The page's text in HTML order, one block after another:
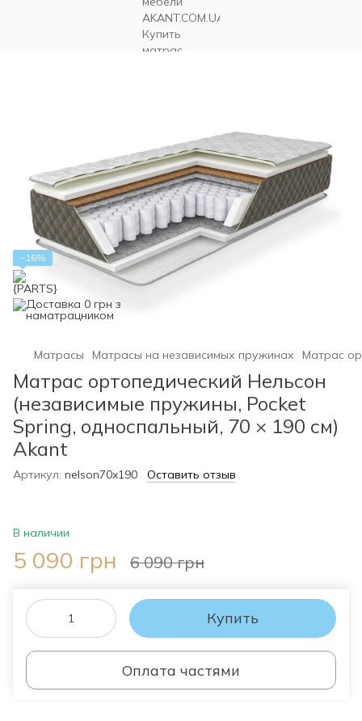
−16%
Матрасы Матрасы на независимых пружинах Матрас
Матрас ортопедический Нельсон
(независимые пружины, Pocket
Spring, односпальный, 70 × 190 см)
Akant
Артикул: nelson70x190 Оставить отзыв
В наличии
5 090 грн 6 090 грн
Купить
Оплата частями